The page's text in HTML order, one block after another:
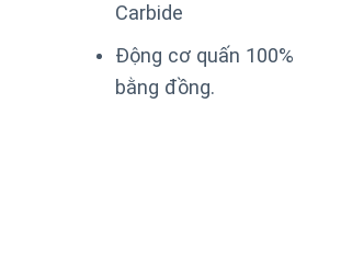
Carbide
Động cơ quấn 100%
bằng đồng.